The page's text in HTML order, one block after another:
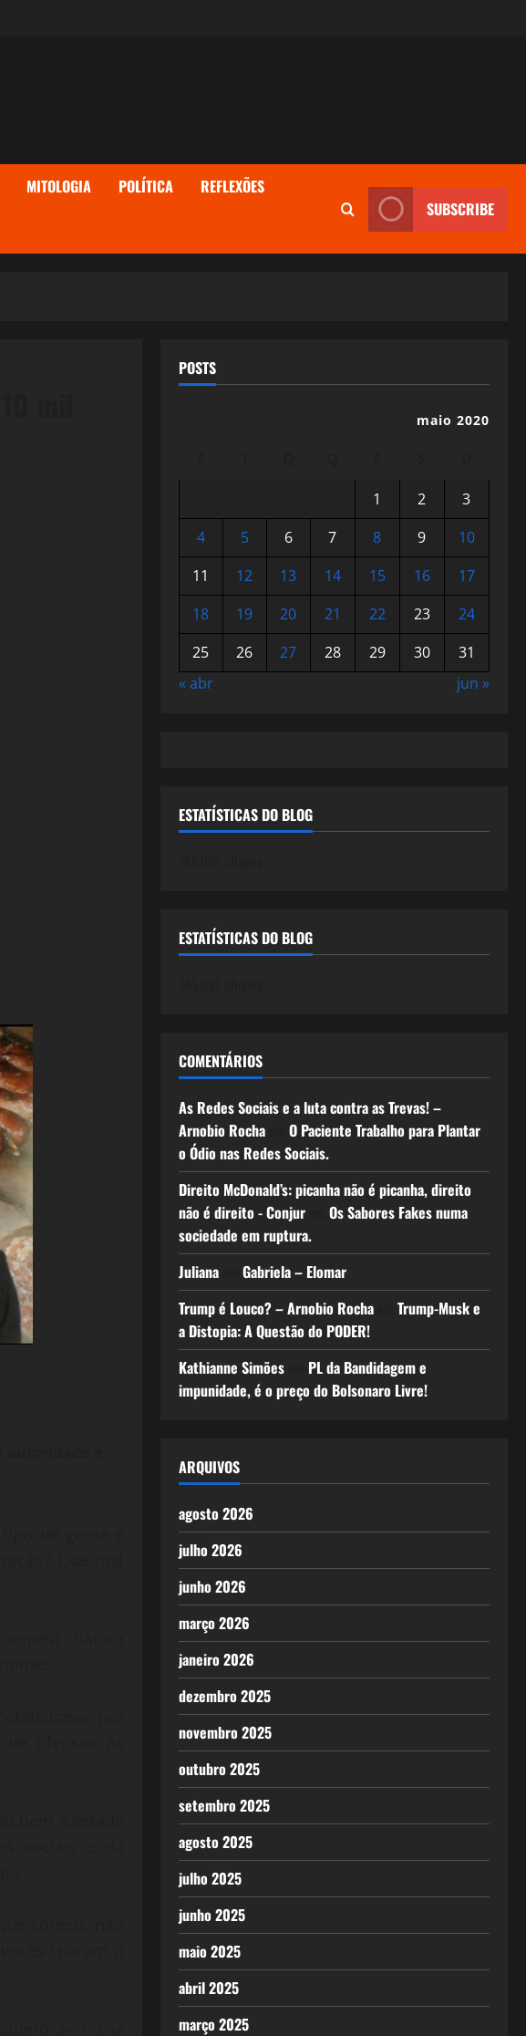
MITOLOGIA POLÍTICA REFLEXÕES
SUBSCRIBE
POSTS
maio 2020
1
2
3
4
5 6 7 8 9
10
11
12 13 14 15 16
17
18
19 20 21 22 23
24
25
26 27 28 29 30
31
« abr
jun »
ESTATÍSTICAS DO BLOG
ESTATÍSTICAS DO BLOG
COMENTÁRIOS
As Redes Sociais e a luta contra as Trevas! –
Arnobio Rochaem O Paciente Trabalho para Plantar
o Ódio nas Redes Sociais.
Direito McDonald’s: picanha não é picanha, direito
não é direito - Conjurem Os Sabores Fakes numa
sociedade em ruptura.
Julianaem Gabriela – Elomar
Trump é Louco? – Arnobio Rochaem Trump-Musk e
a Distopia: A Questão do PODER!
Kathianne Simõesem PL da Bandidagem e
impunidade, é o preço do Bolsonaro Livre!
ARQUIVOS
agosto 2026
julho 2026
junho 2026
março 2026
janeiro 2026
dezembro 2025
novembro 2025
outubro 2025
setembro 2025
agosto 2025
julho 2025
junho 2025
maio 2025
abril 2025
março 2025